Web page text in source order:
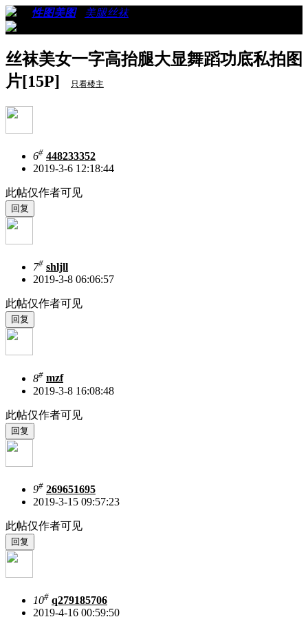
性图美图 美腿丝袜
丝袜美女一字高抬腿大显舞蹈功底私拍图
片[15P]
只看楼主
6# 448233352
2019-3-6 12:18:44
此帖仅作者可见
7# shljll
2019-3-8 06:06:57
此帖仅作者可见
8# mzf
2019-3-8 16:08:48
此帖仅作者可见
9# 269651695
2019-3-15 09:57:23
此帖仅作者可见
10# q279185706
2019-4-16 00:59:50